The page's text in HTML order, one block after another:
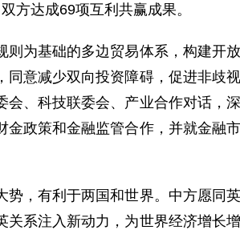
方达成69项互利共赢成果。
为基础的多边贸易体系，构建开
意减少双向投资障碍，促进非歧视
会、科技联委会、产业合作对话，
政策和金融监管合作，并就金融
势，有利于两国和世界。中方愿同
关系注入新动力，为世界经济增长